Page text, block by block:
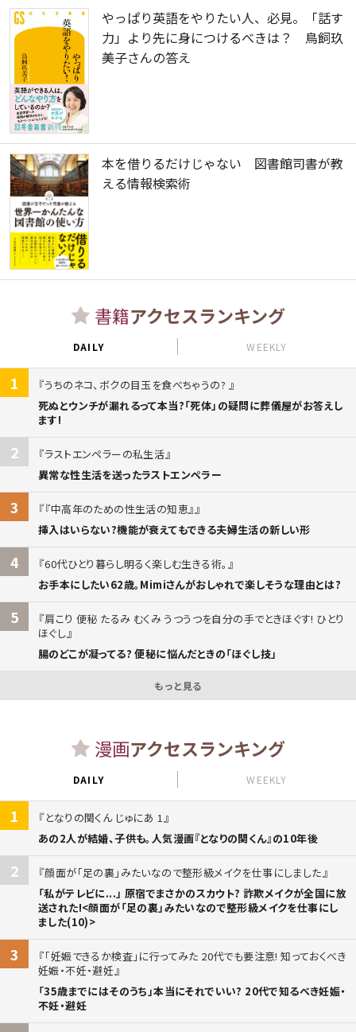
やっぱり英語をやりたい人、必見。「話す
力」より先に身につけるべきは？ 鳥飼玖
美子さんの答え
本を借りるだけじゃない 図書館司書が教
える情報検索術
書籍アクセスランキング
DAILY WEEKLY
1
うちのネコ、ボクの目玉を食べちゃうの?
死ぬとウンチが漏れるって本当?「死体」の疑問に葬儀屋がお答えし
ます!
2
ラストエンペラーの私生活
異常な性生活を送ったラストエンペラー
3
『中高年のための性生活の知恵』
挿入はいらない?機能が衰えてもできる夫婦生活の新しい形
4
60代ひとり暮らし明るく楽しむ生きる術。
お手本にしたい62歳。Mimiさんがおしゃれで楽しそうな理由とは?
5
肩こり 便秘 たるみ むくみ うつうつを自分の手でときほぐす! ひとり
ほぐし
腸のどこが凝ってる? 便秘に悩んだときの「ほぐし技」
もっと見る
漫画アクセスランキング
DAILY WEEKLY
1
となりの関くん じゅにあ 1
あの2人が結婚、子供も。人気漫画『となりの関くん』の10年後
2
顔面が「足の裏」みたいなので整形級メイクを仕事にしました
「私がテレビに...」 原宿でまさかのスカウト? 詐欺メイクが全国に放
送された!<顔面が「足の裏」みたいなので整形級メイクを仕事にし
ました(10)>
3
「妊娠できるか検査」に行ってみた 20代でも要注意! 知っておくべき
妊娠・不妊・避妊
「35歳までにはそのうち」本当にそれでいい? 20代で知るべき妊娠・
不妊・避妊